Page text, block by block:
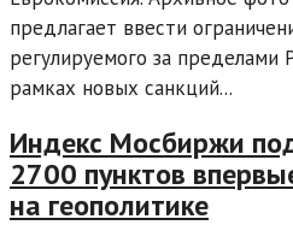
предлагает ввести
регулируемого за пределами
рамках новых санкций...
Индекс Мосбиржи
2700 пунктов
на геополитике